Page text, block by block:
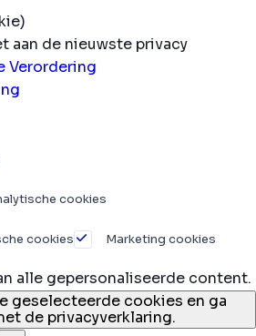
aan de nieuwste privacy
Verordering
cookies
cookies Marketing cookies
alle gepersonaliseerde content.
geselecteerde cookies en ga
de privacyverklaring.